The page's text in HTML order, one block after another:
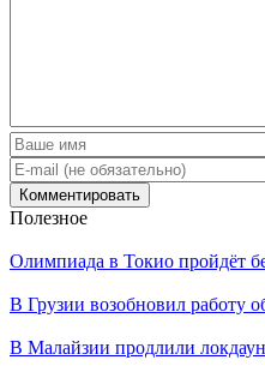
Полезное
Олимпиада в Токио пройдёт
В Грузии возобновил работу
В Малайзии продлили локдаун